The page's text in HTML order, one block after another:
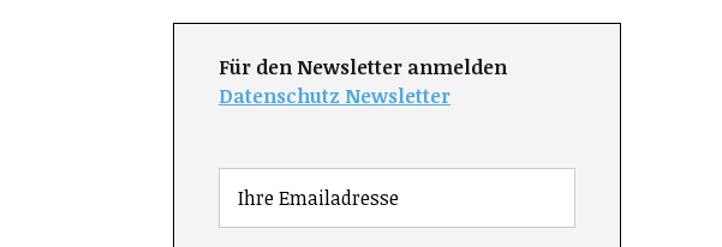
Für den Newsletter anmelden
Datenschutz Newsletter